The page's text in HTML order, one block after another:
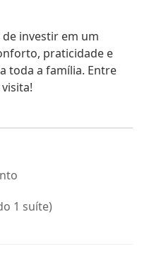
investir em um
praticidade e
toda a família. Entre
1 suíte)